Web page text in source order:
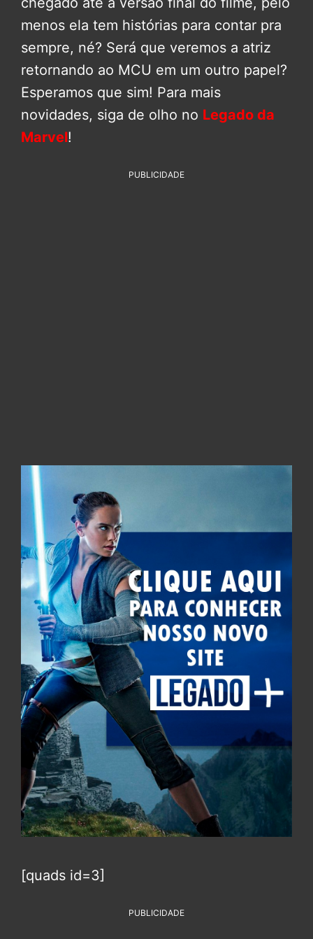
menos ela tem histórias para contar pra
sempre, né? Será que veremos a atriz
retornando ao MCU em um outro papel?
Esperamos que sim! Para mais
novidades, siga de olho no Legado da
Marvel!
PUBLICIDADE
[quads id=3]
PUBLICIDADE